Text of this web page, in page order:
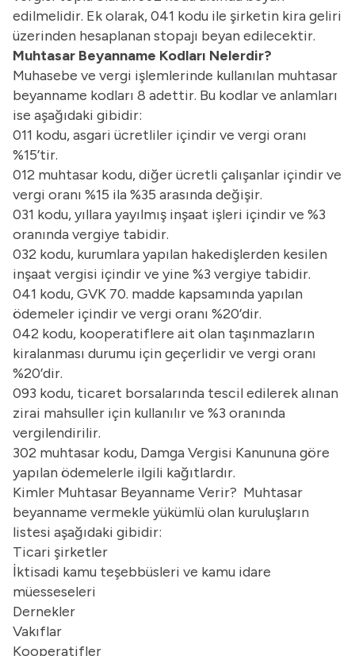
edilmelidir. Ek olarak, 041 kodu ile şirketin kira geliri
üzerinden hesaplanan stopajı beyan edilecektir.
Muhtasar Beyanname Kodları Nelerdir?
Muhasebe ve vergi işlemlerinde kullanılan muhtasar
beyanname kodları 8 adettir. Bu kodlar ve anlamları
ise aşağıdaki gibidir:
011 kodu, asgari ücretliler içindir ve vergi oranı
%15’tir.
012 muhtasar kodu, diğer ücretli çalışanlar içindir ve
vergi oranı %15 ila %35 arasında değişir.
031 kodu, yıllara yayılmış inşaat işleri içindir ve %3
oranında vergiye tabidir.
032 kodu, kurumlara yapılan hakedişlerden kesilen
inşaat vergisi içindir ve yine %3 vergiye tabidir.
041 kodu, GVK 70. madde kapsamında yapılan
ödemeler içindir ve vergi oranı %20’dir.
042 kodu, kooperatiflere ait olan taşınmazların
kiralanması durumu için geçerlidir ve vergi oranı
%20’dir.
093 kodu, ticaret borsalarında tescil edilerek alınan
zirai mahsuller için kullanılır ve %3 oranında
vergilendirilir.
302 muhtasar kodu, Damga Vergisi Kanununa göre
yapılan ödemelerle ilgili kağıtlardır.
Kimler Muhtasar Beyanname Verir? Muhtasar
beyanname vermekle yükümlü olan kuruluşların
listesi aşağıdaki gibidir:
Ticari şirketler
İktisadi kamu teşebbüsleri ve kamu idare
müesseseleri
Dernekler
Vakıflar
Kooperatifler